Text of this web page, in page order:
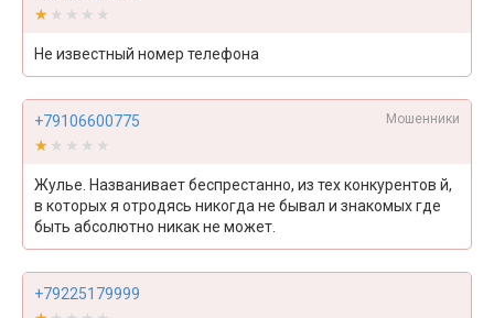
★★★★★
★★★★★
Не известный номер телефона
+79106600775 Мошенники
★★★★★
★★★★★
Жулье. Названивает беспрестанно, из тех конкурентов й,
в которых я отродясь никогда не бывал и знакомых где
быть абсолютно никак не может.
+79225179999